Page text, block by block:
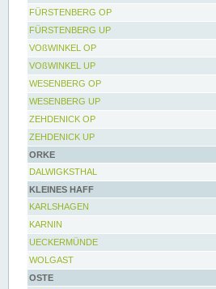
FÜRSTENBERG OP
FÜRSTENBERG UP
VOßWINKEL OP
VOßWINKEL UP
WESENBERG OP
WESENBERG UP
ZEHDENICK OP
ZEHDENICK UP
ORKE
DALWIGKSTHAL
KLEINES HAFF
KARLSHAGEN
KARNIN
UECKERMÜNDE
WOLGAST
OSTE